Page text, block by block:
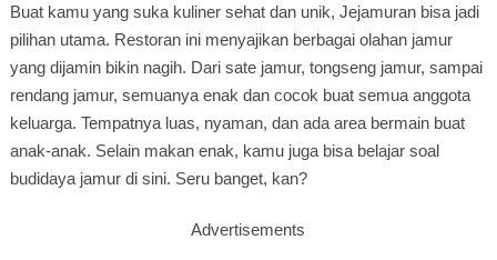
Buat kamu yang suka kuliner sehat dan unik, Jejamuran bisa jadi
pilihan utama. Restoran ini menyajikan berbagai olahan jamur
yang dijamin bikin nagih. Dari sate jamur, tongseng jamur, sampai
rendang jamur, semuanya enak dan cocok buat semua anggota
keluarga. Tempatnya luas, nyaman, dan ada area bermain buat
anak-anak. Selain makan enak, kamu juga bisa belajar soal
budidaya jamur di sini. Seru banget, kan?
Advertisements